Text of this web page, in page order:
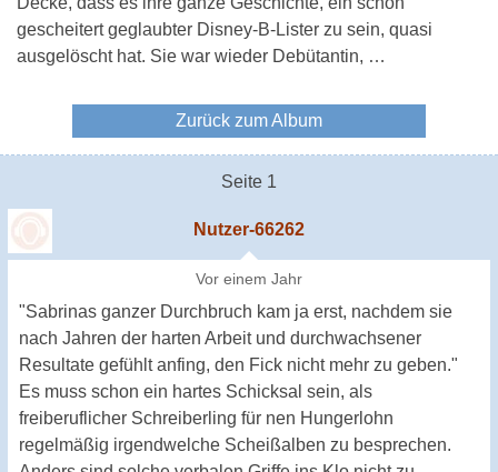
gescheitert geglaubter Disney-B-Lister zu sein, quasi
ausgelöscht hat. Sie war wieder Debütantin, …
Zurück zum Album
Seite 1
Nutzer-66262
Vor einem Jahr
"Sabrinas ganzer Durchbruch kam ja erst, nachdem sie
nach Jahren der harten Arbeit und durchwachsener
Resultate gefühlt anfing, den Fick nicht mehr zu geben."
Es muss schon ein hartes Schicksal sein, als
freiberuflicher Schreiberling für nen Hungerlohn
regelmäßig irgendwelche Scheißalben zu besprechen.